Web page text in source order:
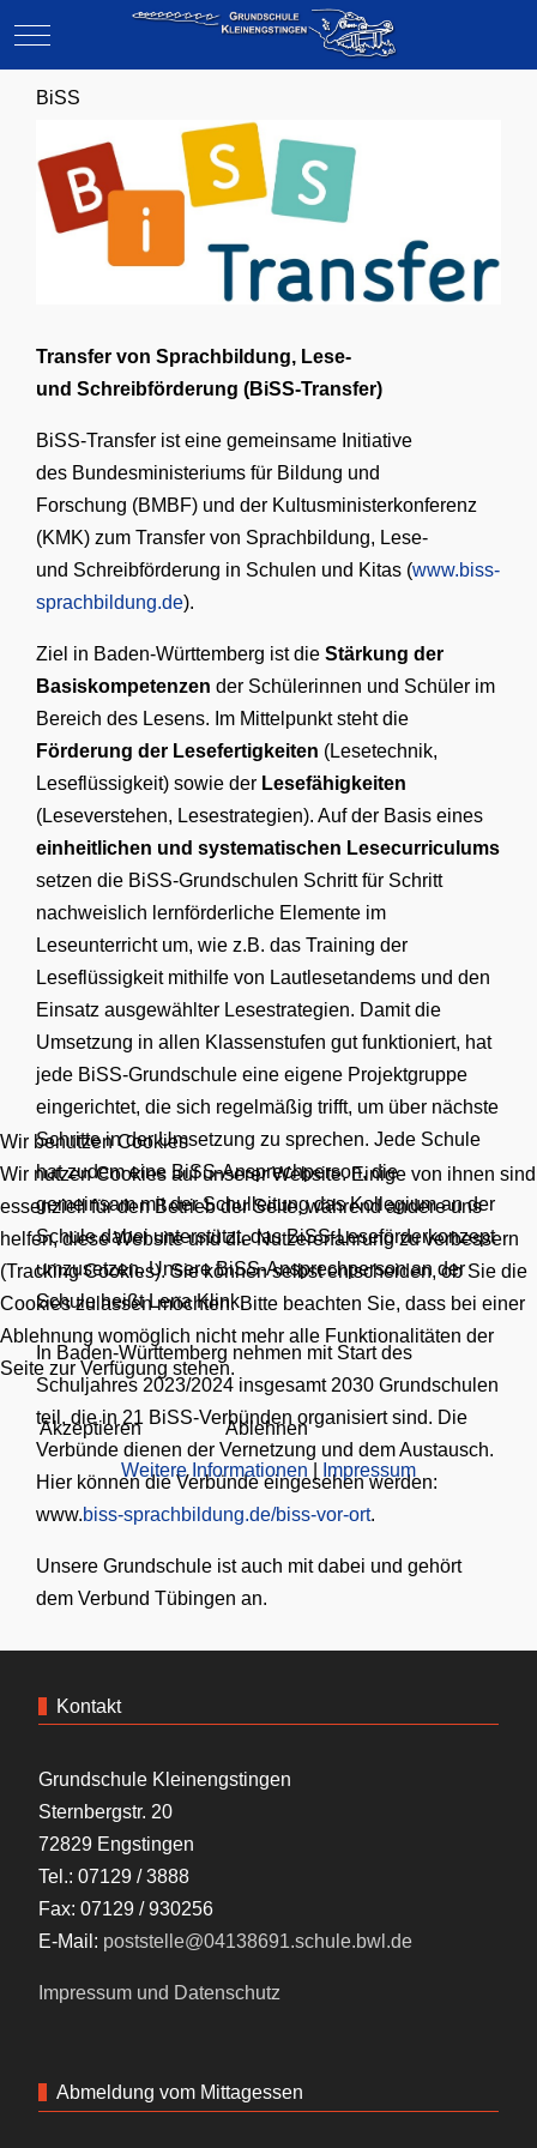
Mobile Menu Toggle
BiSS
Transfer von Sprachbildung, Lese-
und Schreibförderung (BiSS-Transfer)
BiSS-Transfer ist eine gemeinsame Initiative
des Bundesministeriums für Bildung und
Forschung (BMBF) und der Kultusministerkonferenz
(KMK) zum Transfer von Sprachbildung, Lese-
und Schreibförderung in Schulen und Kitas (www.biss-
sprachbildung.de).
Ziel in Baden-Württemberg ist die Stärkung der
Basiskompetenzen der Schülerinnen und Schüler im
Bereich des Lesens. Im Mittelpunkt steht die
Förderung der Lesefertigkeiten (Lesetechnik,
Leseflüssigkeit) sowie der Lesefähigkeiten
(Leseverstehen, Lesestrategien). Auf der Basis eines
einheitlichen und systematischen Lesecurriculums
setzen die BiSS-Grundschulen Schritt für Schritt
nachweislich lernförderliche Elemente im
Leseunterricht um, wie z.B. das Training der
Leseflüssigkeit mithilfe von Lautlesetandems und den
Einsatz ausgewählter Lesestrategien. Damit die
Umsetzung in allen Klassenstufen gut funktioniert, hat
jede BiSS-Grundschule eine eigene Projektgruppe
eingerichtet, die sich regelmäßig trifft, um über nächste
Schritte in der Umsetzung zu sprechen. Jede Schule
hat zudem eine BiSS-Ansprechperson, die
gemeinsam mit der Schulleitung das Kollegium an der
Schule dabei unterstützt, das BiSS-Leseförderkonzept
umzusetzen. Unsere BiSS-Ansprechperson an der
Schule heißt Lena Klink.
In Baden-Württemberg nehmen mit Start des
Schuljahres 2023/2024 insgesamt 2030 Grundschulen
teil, die in 21 BiSS-Verbünden organisiert sind. Die
Verbünde dienen der Vernetzung und dem Austausch.
Hier können die Verbünde eingesehen werden:
www.biss-sprachbildung.de/biss-vor-ort.
Unsere Grundschule ist auch mit dabei und gehört
dem Verbund Tübingen an.
Kontakt
Grundschule Kleinengstingen
Sternbergstr. 20
72829 Engstingen
Tel.: 07129 / 3888
Fax: 07129 / 930256
E-Mail: poststelle@04138691.schule.bwl.de
Impressum und Datenschutz
Abmeldung vom Mittagessen
Wir benutzen Cookies
Wir nutzen Cookies auf unserer Website. Einige von ihnen sind
essenziell für den Betrieb der Seite, während andere uns
helfen, diese Website und die Nutzererfahrung zu verbessern
(Tracking Cookies). Sie können selbst entscheiden, ob Sie die
Cookies zulassen möchten. Bitte beachten Sie, dass bei einer
Ablehnung womöglich nicht mehr alle Funktionalitäten der
Seite zur Verfügung stehen.
Akzeptieren Ablehnen
Weitere Informationen Impressum